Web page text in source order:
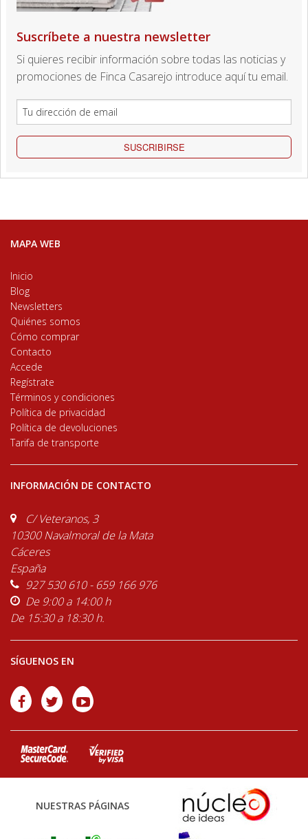
Suscríbete a nuestra newsletter
Si quieres recibir información sobre todas las noticias y
promociones de Finca Casarejo introduce aquí tu email.
SUSCRIBIRSE
MAPA WEB
Inicio
Blog
Newsletters
Quiénes somos
Cómo comprar
Contacto
Accede
Regístrate
Términos y condiciones
Política de privacidad
Política de devoluciones
Tarifa de transporte
INFORMACIÓN DE CONTACTO
C/ Veteranos, 3
10300 Navalmoral de la Mata
Cáceres
España
927 530 610 - 659 166 976
De 9:00 a 14:00 h
De 15:30 a 18:30 h.
SÍGUENOS EN
NUESTRAS PÁGINAS